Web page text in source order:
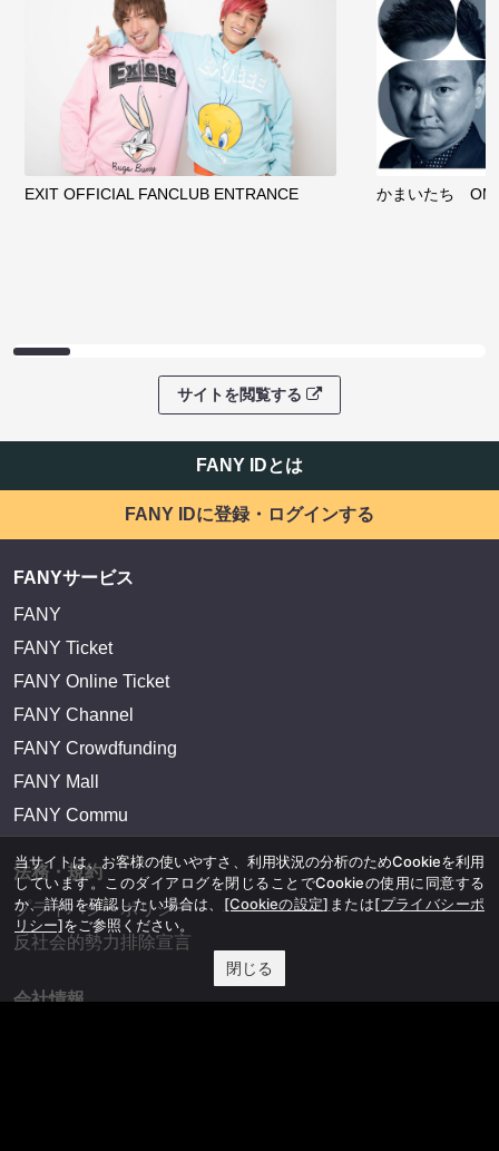
EXIT OFFICIAL FANCLUB ENTRANCE かまいたち
サイトを閲覧する
FANY IDとは
FANY IDに登録・ログインする
FANYサービス
FANY
FANY Ticket
FANY Online Ticket
FANY Channel
FANY Crowdfunding
FANY Mall
FANY Commu
法務・規約
プライバシーポリシー
反社会的勢力排除宣言
会社情報
当サイトは、お客様の使いやすさ、利用状況の分析のためCookieを利用
しています。このダイアログを閉じることでCookieの使用に同意する
か、詳細を確認したい場合は、 [Cookieの設定] または[プライバシーポ
リシー]をご参照ください。
閉じる